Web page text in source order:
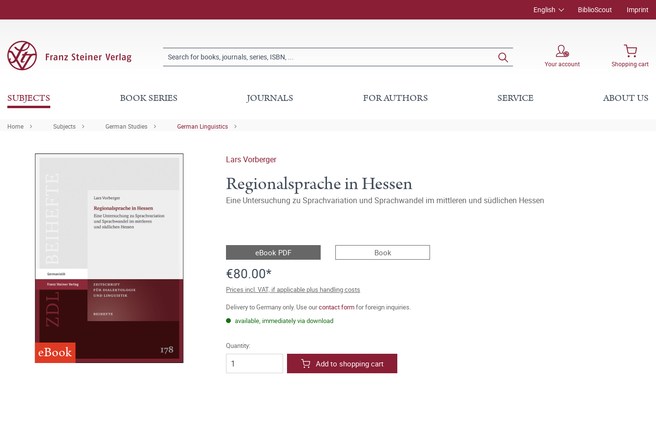
English BiblioScout Imprint
Your account Shopping cart
SUBJECTS BOOK SERIES JOURNALS FOR AUTHORS SERVICE ABOUT US
Home Subjects German Studies German Linguistics
eBook
Lars Vorberger
Regionalsprache in Hessen
Eine Untersuchung zu Sprachvariation und Sprachwandel im mittleren und südlichen Hessen
eBook PDF Book
€80.00*
Prices incl. VAT, if applicable plus handling costs
Delivery to Germany only. Use ourcontact formfor foreign inquiries.
available, immediately via download
Quantity:
Add to shopping cart